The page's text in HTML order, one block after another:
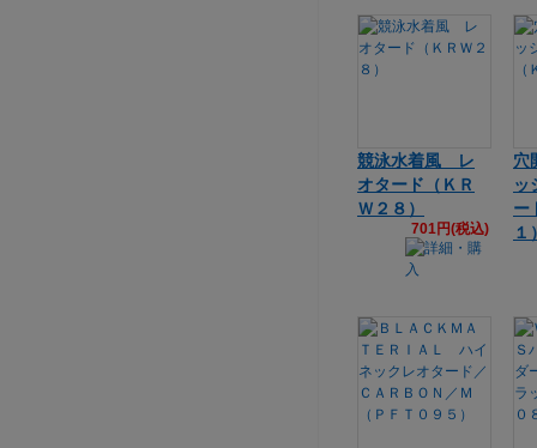
競泳水着風 レ
オタード（ＫＲ
Ｗ２８）
701円(税込)
穴
ッ
ー
１